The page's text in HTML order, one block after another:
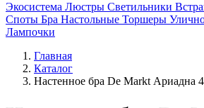
Экосистема Люстры Светильники
Споты Бра Настольные Торшеры
Лампочки
Главная
Каталог
Настенное бра De Markt Ариадна